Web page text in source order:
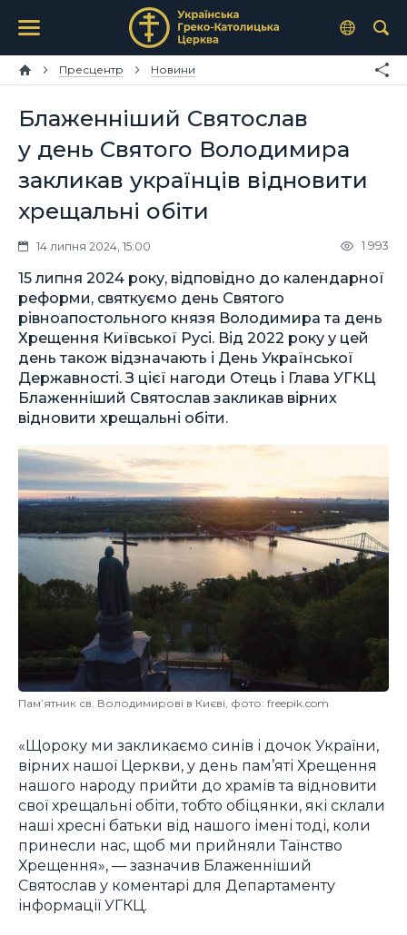
Пресцентр Новини
Блаженніший Святослав
у день Святого Володимира
закликав українців відновити
хрещальні обіти
14 липня 2024, 15:00 1 993
15 липня 2024 року, відповідно до календарної
реформи, святкуємо день Святого
рівноапостольного князя Володимира та день
Хрещення Київської Русі. Від 2022 року у цей
день також відзначають і День Української
Державності. З цієї нагоди Отець і Глава УГКЦ
Блаженніший Святослав закликав вірних
відновити хрещальні обіти.
Пам’ятник св. Володимирові в Києві, фото: freepik.com
«Щороку ми закликаємо синів і дочок України,
вірних нашої Церкви, у день пам’яті Хрещення
нашого народу прийти до храмів та відновити
свої хрещальні обіти, тобто обіцянки, які склали
наші хресні батьки від нашого імені тоді, коли
принесли нас, щоб ми прийняли Таїнство
Хрещення», — зазначив Блаженніший
Святослав у коментарі для Департаменту
інформації УГКЦ.